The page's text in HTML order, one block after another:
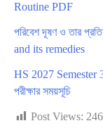
Routine PDF
পরিবেশ দূষণ ও তার
and its remedies
HS 2027 Semester
পরীক্ষার সময়সূচি
Post Views: 246